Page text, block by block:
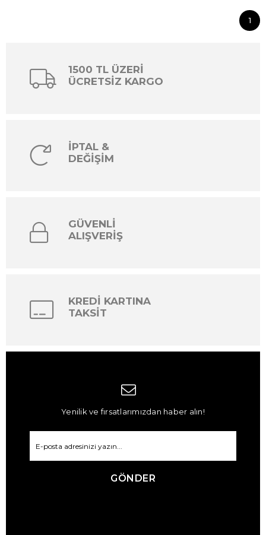
1
1500 TL ÜZERİ
ÜCRETSİZ KARGO
İPTAL &
DEĞİŞİM
GÜVENLİ
ALIŞVERİŞ
KREDİ KARTINA
TAKSİT
Yenilik ve fırsatlarımızdan haber alın!
GÖNDER